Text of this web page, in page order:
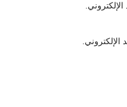
الإلكتروني.